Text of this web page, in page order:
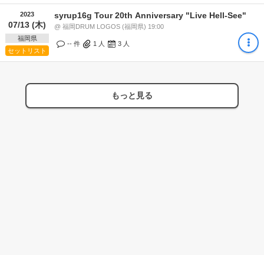
2023
07/13 (木)
福岡県
セットリスト
syrup16g Tour 20th Anniversary "Live Hell-See"
@ 福岡DRUM LOGOS (福岡県) 19:00
-- 件 1 人 3 人
もっと見る